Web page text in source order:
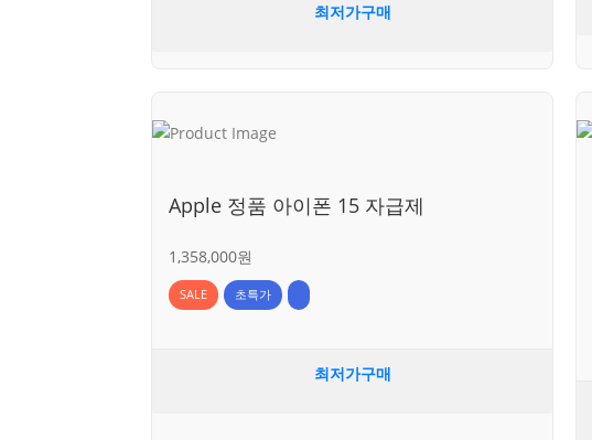
최저가구매
Apple 정품 아이폰 15 자급제
1,358,000원
SALE 초특가
최저가구매